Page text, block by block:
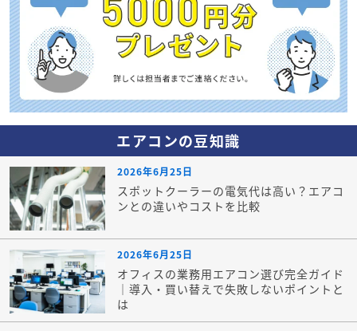
エアコンの豆知識
2026年6月25日
スポットクーラーの電気代は高い？エアコ
ンとの違いやコストを比較
2026年6月25日
オフィスの業務用エアコン選び完全ガイド
｜導入・買い替えで失敗しないポイントと
は